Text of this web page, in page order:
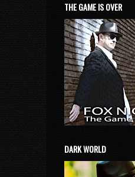
THE GAME IS OVER
DARK WORLD